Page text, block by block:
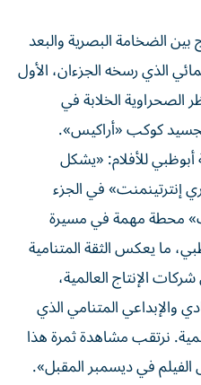
الضخامة البصرية والبعد
الذي رسخه الجزءان، الأول
الصحراوية الخلابة في
كوكب «أراكيس».
للأفلام: «يشكل
إنترتينمنت» في الجزء
محطة مهمة في مسيرة
ما يعكس الثقة المتنامية
الإنتاج العالمية،
والإبداعي المتنامي الذي
نرتقب مشاهدة ثمرة هذا
في ديسمبر المقبل».